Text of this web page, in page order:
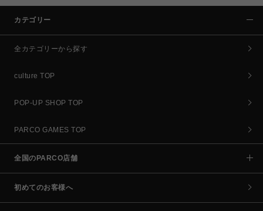
カテゴリー
全カテゴリーから探す
culture TOP
POP-UP SHOP TOP
PARCO GAMES TOP
全国のPARCO店舗
初めてのお客様へ